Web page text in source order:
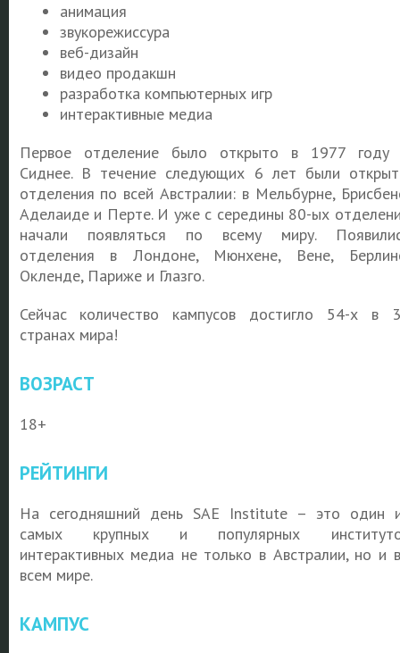
анимация
звукорежиссура
веб-дизайн
видео продакшн
разработка компьютерных игр
интерактивные медиа
Первое отделение было открыто в 1977 году
Сиднее. В течение следующих 6 лет были
отделения по всей Австралии: в Мельбурне,
Аделаиде и Перте. И уже с середины 80-ых
начали появляться по всему миру.
отделения в Лондоне, Мюнхене, Вене,
Окленде, Париже и Глазго.
Сейчас количество кампусов достигло 54-х в
странах мира!
ВОЗРАСТ
18+
РЕЙТИНГИ
На сегодняшний день SAE Institute – это один
самых крупных и популярных
интерактивных медиа не только в Австралии, но и
всем мире.
КАМПУС